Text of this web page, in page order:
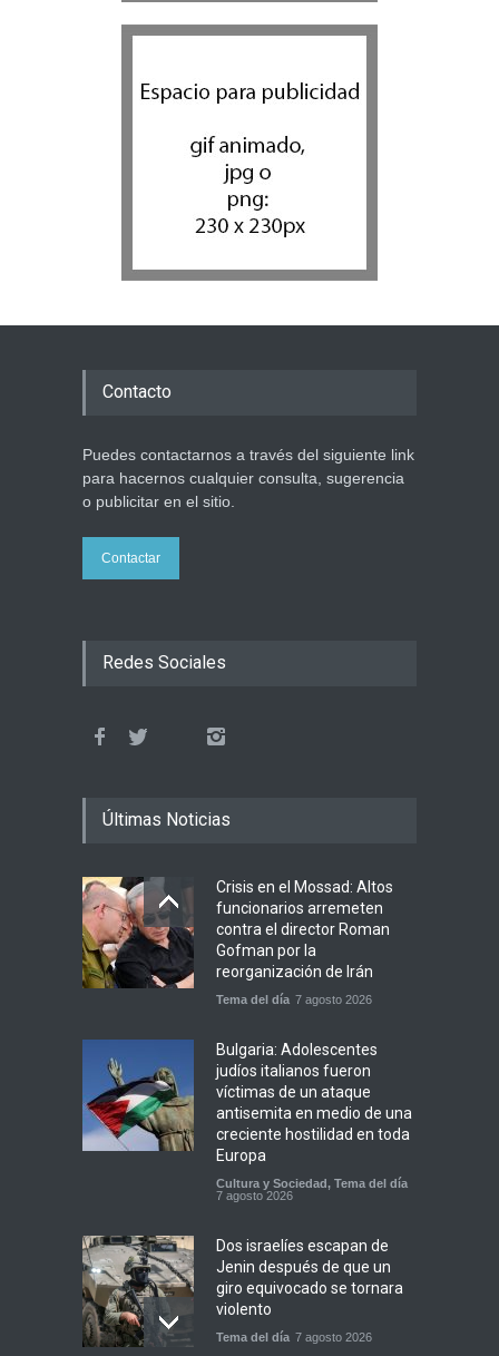
Contacto
Puedes contactarnos a través del siguiente link
para hacernos cualquier consulta, sugerencia
o publicitar en el sitio.
Contactar
Redes Sociales
Últimas Noticias
Crisis en el Mossad: Altos
funcionarios arremeten
contra el director Roman
Gofman por la
reorganización de Irán
Tema del día 7 agosto 2026
Bulgaria: Adolescentes
judíos italianos fueron
víctimas de un ataque
antisemita en medio de una
creciente hostilidad en toda
Europa
Cultura y Sociedad, Tema del día
7 agosto 2026
Dos israelíes escapan de
Jenin después de que un
giro equivocado se tornara
violento
Tema del día 7 agosto 2026